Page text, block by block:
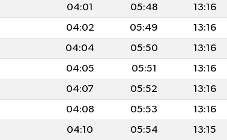
04:01 05:48 13:16
04:02 05:49 13:16
04:04 05:50 13:16
04:05 05:51 13:16
04:07 05:52 13:16
04:08 05:53 13:16
04:10 05:54 13:15